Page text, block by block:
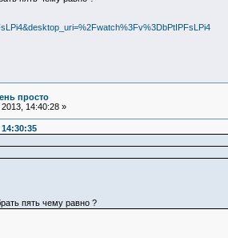
просто
14:40:28 »
пять чему равно ?